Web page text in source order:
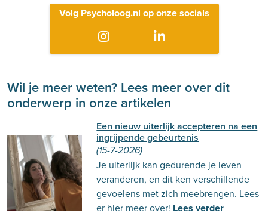
Volg Psycholoog.nl op onze socials
Wil je meer weten? Lees meer over dit
onderwerp in onze artikelen
Een nieuw uiterlijk accepteren na een
ingrijpende gebeurtenis
(15-7-2026)
Je uiterlijk kan gedurende je leven
veranderen, en dit ken verschillende
gevoelens met zich meebrengen. Lees
er hier meer over! Lees verder